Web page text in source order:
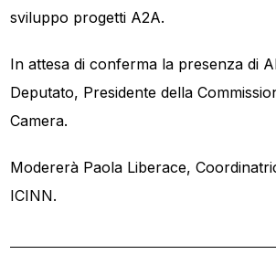
sviluppo progetti A2A.
In attesa di conferma la presenza di
Deputato, Presidente della
Camera.
Modererà Paola Liberace,
ICINN.